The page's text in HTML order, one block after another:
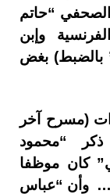
“حاتم
وإبن
بالضبط) بغض
(مسرح آخر
ذكر “محمود
كان موظفا
وأن “عباس